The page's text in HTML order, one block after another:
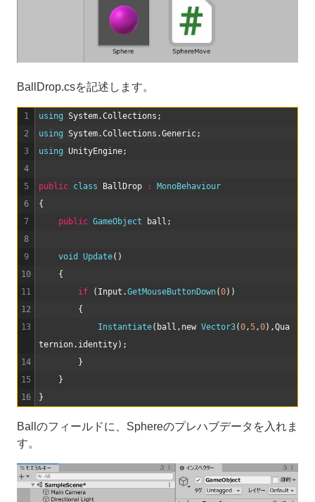
BallDrop.csを記述します。
1
2
3
4
5
6
7
8
9
10
11
12
13
14
15
16
using System.Collections ;
using System.Collections .Generic;
using UnityEngine;
public class BallDrop :
MonoBehaviour
{
public GameObject ball ;
void Update( )
{
if
( Input .GetMouseButtonDown(0) )
{
Instantiate( ball , new Vector3(0,5,0) ,Qua
ternion. identity) ;
}
}
}
Ballのフィールドに、Sphereのプレハブデータを入れま
す。